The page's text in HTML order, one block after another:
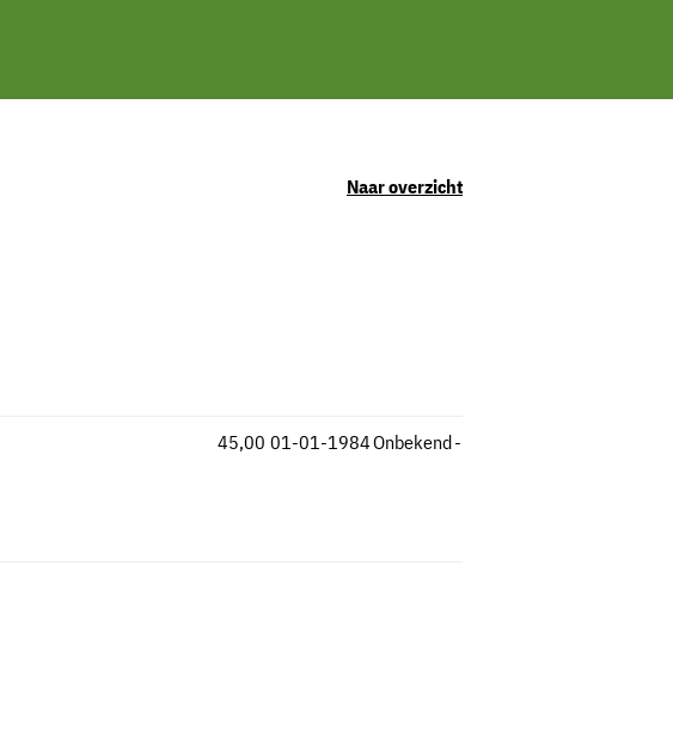
Naar overzicht
Onbekend
45,00 -
01-01-1984